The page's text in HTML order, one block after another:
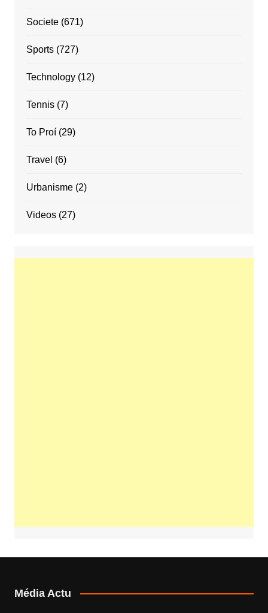
Societe(671)
Sports(727)
Technology(12)
Tennis(7)
To Proí(29)
Travel (6)
Urbanisme(2)
Videos(27)
Média Actu